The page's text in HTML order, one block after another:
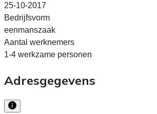
25-10-2017
Bedrijfsvorm
eenmanszaak
Aantal werknemers
1-4 werkzame personen
Adresgegevens